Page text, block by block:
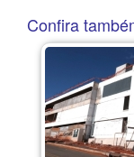
Confira